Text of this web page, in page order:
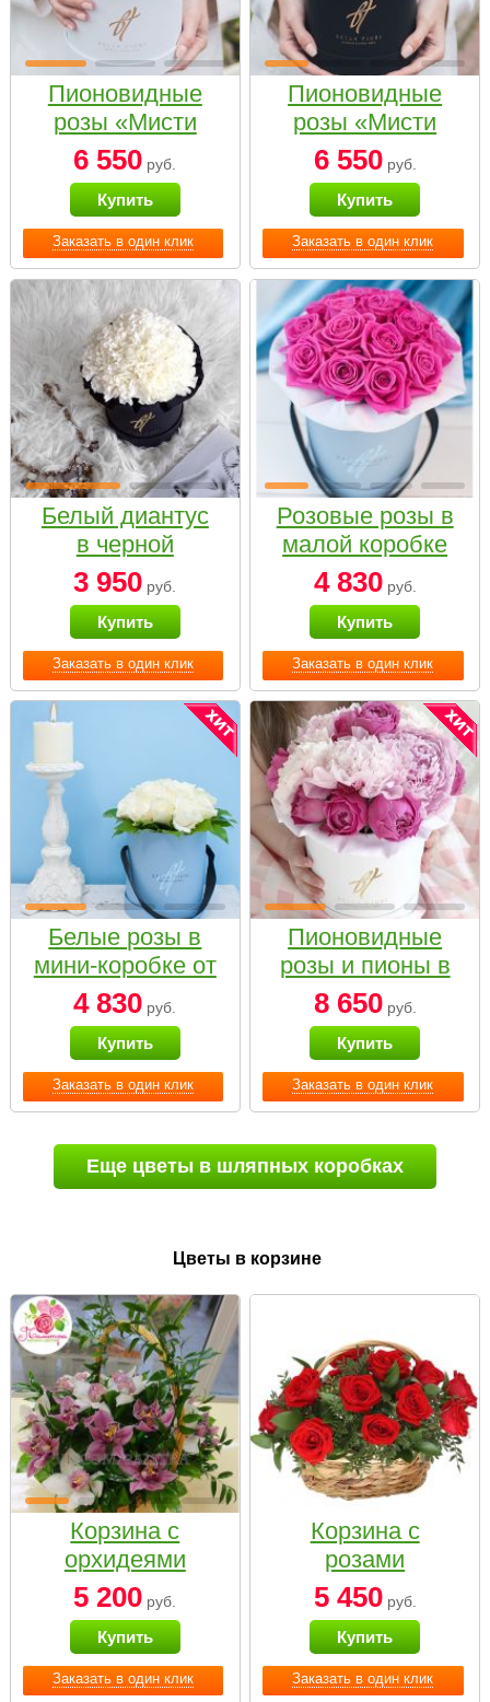
Заказать в один клик
Пионовидные
розы «Мисти
бабблс» в белой
коробке Small
6 550 руб.
Купить
Заказать в один клик
Пионовидные
розы «Мисти
бабблс» в
черной коробке
Small
6 550руб.
Купить
Заказать в один клик
Белый диантус
в черной
коробке Small
3 950 руб.
Купить
Заказать в один клик
Розовые розы в
малой коробке
4 830руб.
Купить
Заказать в один клик
Белые розы в
мини-коробке от
Bella Fiori
4 830 руб.
Купить
Заказать в один клик
Пионовидные
розы и пионы в
белой коробке
Small
8 650руб.
Купить
Еще цветы в шляпных коробках
Цветы в корзине
Заказать в один клик
Корзина с
орхидеями
малая
5 200 руб.
Купить
Заказать в один клик
Корзина с
розами
«Красный
Париж»
5 450руб.
Купить